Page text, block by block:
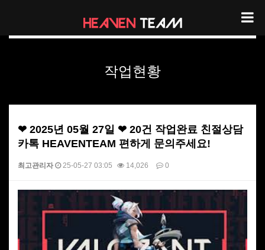
헤븐팀 작업현황
작업현황
❤ 2025년 05월 27일 ❤ 20건 작업완료 친절상담
카톡 HEAVENTEAM 편하게 문의주세요!
최고관리자 25-05-27 03:05 14,026 0